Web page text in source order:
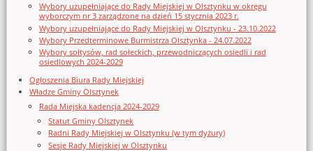
Wybory uzupełniające do Rady Miejskiej w Olsztynku w okręgu
wyborczym nr 3 zarządzone na dzień 15 stycznia 2023 r.
Wybory uzupełniające do Rady Miejskiej w Olsztynku - 23.10.2022
Wybory Przedterminowe Burmistrza Olsztynka - 24.07.2022
Wybory sołtysów, rad sołeckich, przewodniczących osiedli i rad
osiedlowych 2024-2029
Ogłoszenia Biura Rady Miejskiej
Władze Gminy Olsztynek
Rada Miejska kadencja 2024-2029
Statut Gminy Olsztynek
Radni Rady Miejskiej w Olsztynku (w tym dyżury)
Sesje Rady Miejskiej w Olsztynku